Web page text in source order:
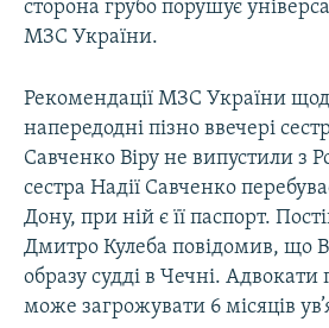
сторона грубо порушує
МЗС України.
Рекомендації МЗС України
напередодні пізно ввечері
Савченко Віру не випустили з
сестра Надії Савченко
Дону, при ній є її паспорт.
Дмитро Кулеба повідомив, що
образу судді в Чечні.
може загрожувати 6 місяців